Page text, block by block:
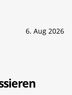
6. Aug 2026